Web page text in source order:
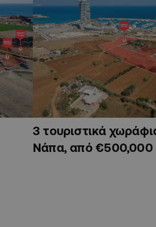
3 τουριστικά
Νάπα, από €500,000